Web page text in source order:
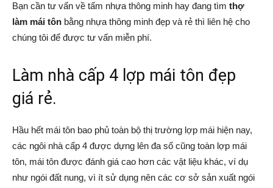
Bạn cần tư vấn về tấm nhựa thông minh hay đang tìm thợ
làm mái tôn bằng nhựa thông minh đẹp và rẻ thì liên hệ cho
chúng tôi để được tư vấn miễn phí.
Làm nhà cấp 4 lợp mái tôn đẹp
giá rẻ.
Hầu hết mái tôn bao phủ toàn bộ thị trường lợp mái hiện nay,
các ngôi nhà cấp 4 được dựng lên đa số cũng toàn lợp mái
tôn, mái tôn được đánh giá cao hơn các vật liệu khác, ví dụ
như ngói đất nung, vì ít sử dụng nên các cơ sở sản xuất ngói